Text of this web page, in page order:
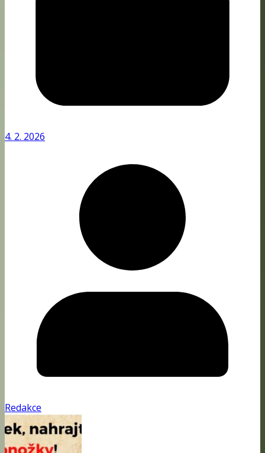
4. 2. 2026
Redakce